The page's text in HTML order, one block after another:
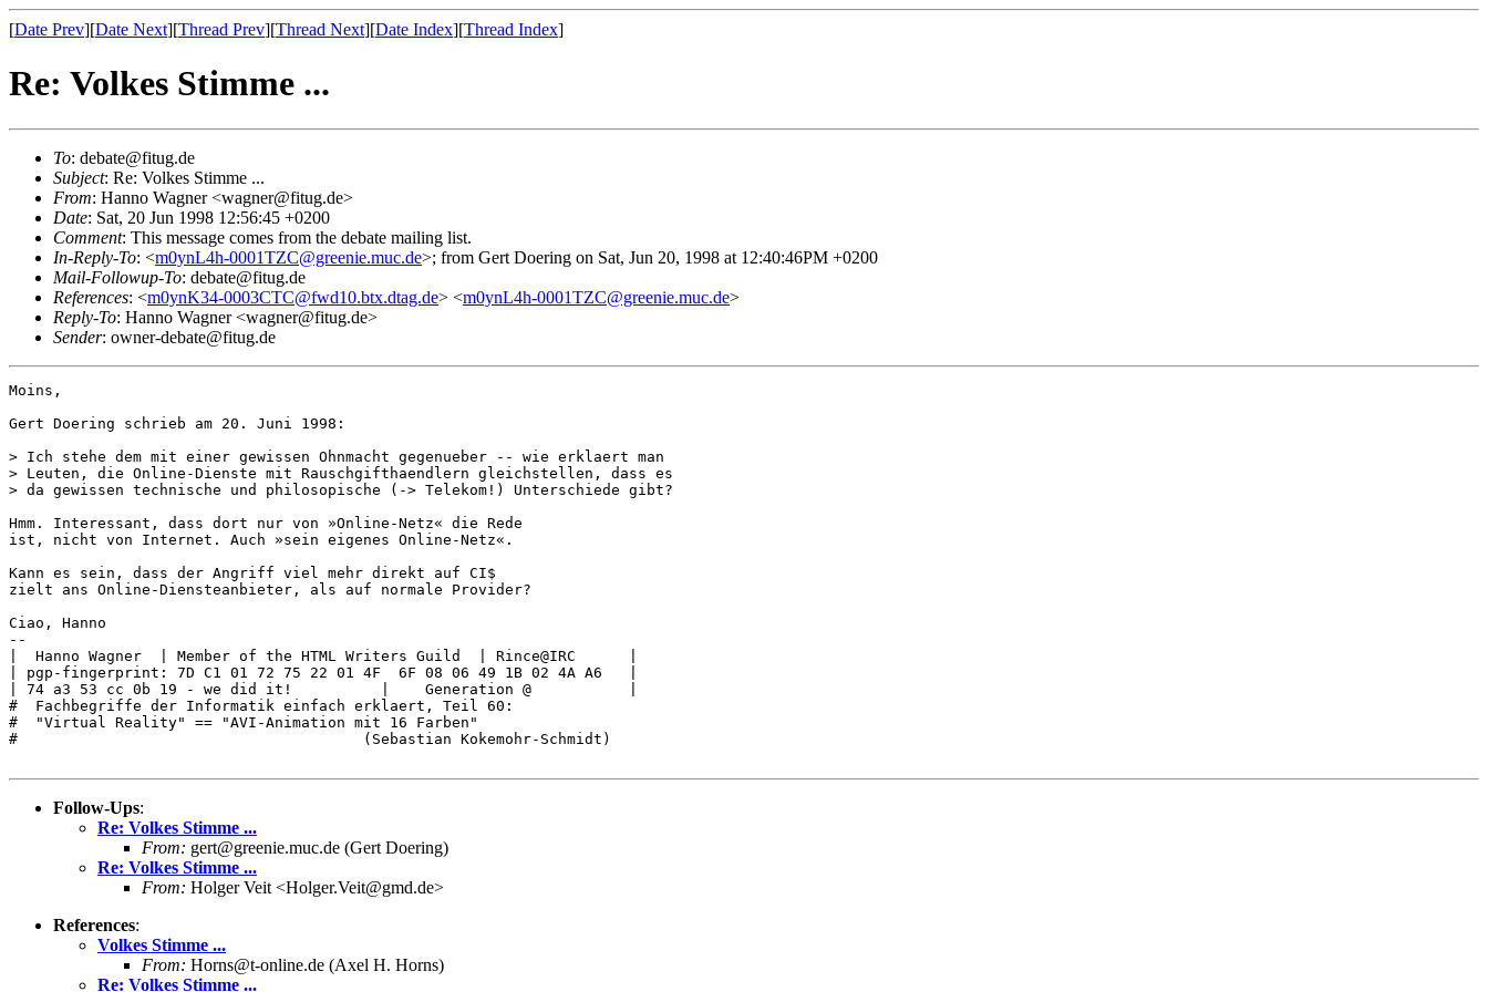
[Date Prev][Date Next][Thread Prev][Thread Next][Date Index][Thread Index]
Re: Volkes Stimme ...
To: debate@fitug.de
Subject: Re: Volkes Stimme ...
From: Hanno Wagner <wagner@fitug.de>
Date: Sat, 20 Jun 1998 12:56:45 +0200
Comment: This message comes from the debate mailing list.
In-Reply-To: <m0ynL4h-0001TZC@greenie.muc.de>; from Gert Doering on Sat, Jun 20, 1998 at 12:40:46PM +0200
Mail-Followup-To: debate@fitug.de
References: <m0ynK34-0003CTC@fwd10.btx.dtag.de> <m0ynL4h-0001TZC@greenie.muc.de>
Reply-To: Hanno Wagner <wagner@fitug.de>
Sender: owner-debate@fitug.de
Moins,
Gert Doering schrieb am 20. Juni 1998:
> Ich stehe dem mit einer gewissen Ohnmacht gegenueber -- wie erklaert man
> Leuten, die Online-Dienste mit Rauschgifthaendlern gleichstellen, dass es
> da gewissen technische und philosopische (-> Telekom!) Unterschiede gibt?
Hmm. Interessant, dass dort nur von »Online-Netz« die Rede
ist, nicht von Internet. Auch »sein eigenes Online-Netz«.
Kann es sein, dass der Angriff viel mehr direkt auf CI$
zielt ans Online-Diensteanbieter, als auf normale Provider?
Ciao, Hanno
--
|  Hanno Wagner  | Member of the HTML Writers Guild  | Rince@IRC      |
| pgp-fingerprint: 7D C1 01 72 75 22 01 4F  6F 08 06 49 1B 02 4A A6   |
| 74 a3 53 cc 0b 19 - we did it!          |    Generation @           |
#  Fachbegriffe der Informatik einfach erklaert, Teil 60:
#  "Virtual Reality" == "AVI-Animation mit 16 Farben"
#                                       (Sebastian Kokemohr-Schmidt)
Follow-Ups:
Re: Volkes Stimme ...
From: gert@greenie.muc.de (Gert Doering)
Re: Volkes Stimme ...
From: Holger Veit <Holger.Veit@gmd.de>
References:
Volkes Stimme ...
From: Horns@t-online.de (Axel H. Horns)
Re: Volkes Stimme ...